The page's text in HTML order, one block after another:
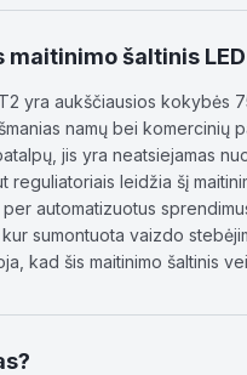
šaltinis LED
yra aukščiausios kokybės
namų bei komercinių
jis yra neatsiejamas
reguliatoriais leidžia šį
automatizuotus
sumontuota vaizdo
kad šis maitinimo šaltinis